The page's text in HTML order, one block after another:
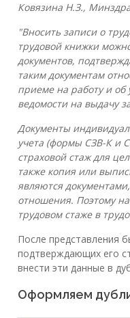
Ковязина Н.З.,
"Вносить записи о
трудовой книжки
документов,
таким документам
приеме на работу и об
ведомости на выдачу
Документы
учета (формы СЗВ-К и
страховой стаж для
также копия или
являются
отношения. Поэтому
трудовом стаже в
После представления
подтверждающих его
внести эти данные в
Оформляем